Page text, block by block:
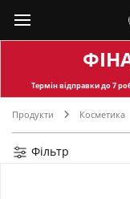
Термін відправкидо 7
Продукти Косметика
Фільтр